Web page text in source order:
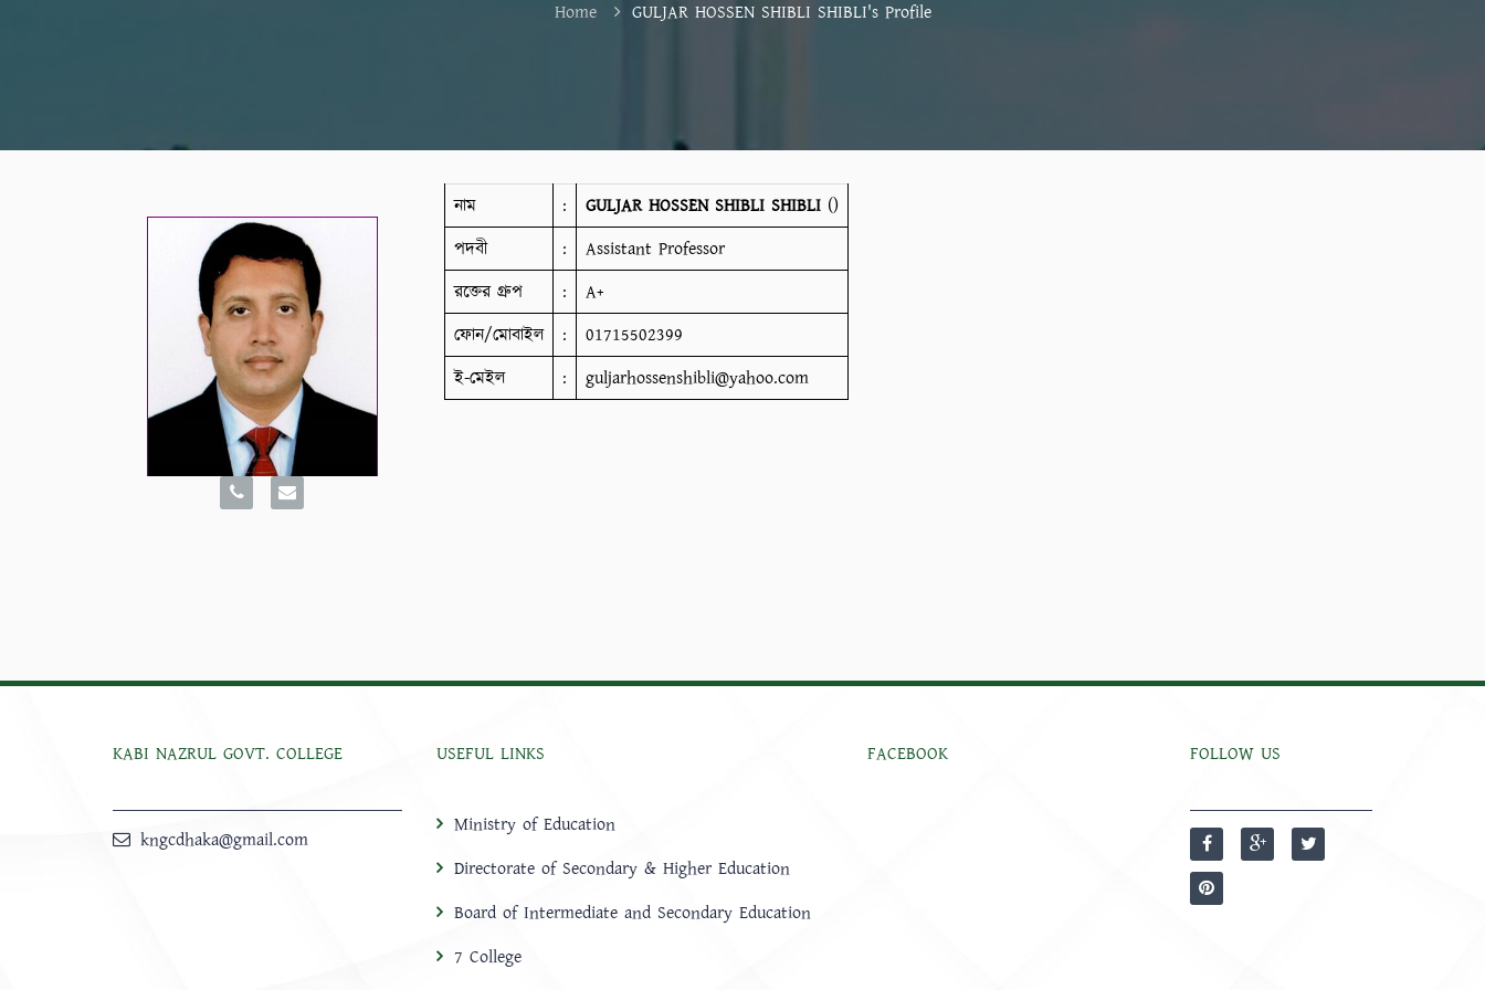
Home GULJAR HOSSEN SHIBLI SHIBLI's Profile
নাম : GULJAR HOSSEN SHIBLI SHIBLI ()
পদবী
:
Assistant Professor
রক্তের গ্রুপ
:
A+
ফোন/মোবাইল
:
01715502399
ই-মেইল
: guljarhossenshibli@yahoo.com
KABI NAZRUL GOVT. COLLEGE
kngcdhaka@gmail.com
USEFUL LINKS
Ministry of Education
Directorate of Secondary & Higher Education
Board of Intermediate and Secondary Education
7 College
FACEBOOK FOLLOW US